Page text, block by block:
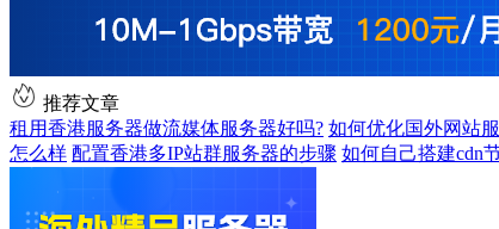
推荐文章
租用香港服务器做流媒体服务器好吗? 如何优化国外网站
怎么样 配置香港多IP站群服务器的步骤 如何自己搭建cdn